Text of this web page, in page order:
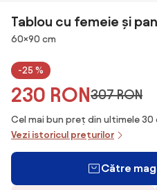
Tablou cu femeie și
Dimensiuni
60×90 cm
-25 %
230 RON307 RON
Cel mai bun preț din ultimele 30
Vezi istoricul prețurilor
Către